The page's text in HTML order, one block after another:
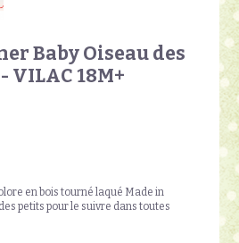
Baby Oiseau des
VILAC 18M+
en bois tourné laqué Made in
petits pour le suivre dans toutes